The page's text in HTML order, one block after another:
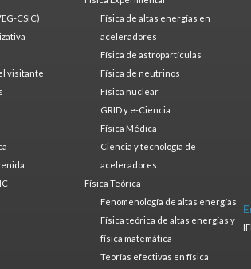
CSIC)
visitante
Física de altas energías en
aceleradores
Física de astropartículas
Física de neutrinos
Física nuclear
GRID y e-Ciencia
Física Médica
Ciencia y tecnología de
aceleradores
Física Teórica
Fenomenología de altas energías
Física teórica de altas energías y
física matemática
Teorías efectivas en física